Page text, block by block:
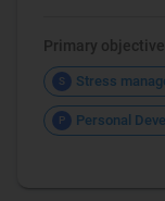
Primary
S Stress
P Personal